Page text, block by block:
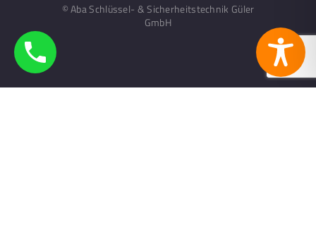
© Aba Schlüssel- & Sicherheitstechnik Güler
GmbH